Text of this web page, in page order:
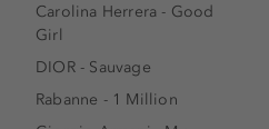
Carolina Herrera - Good
Girl
DIOR - Sauvage
Rabanne - 1 Million